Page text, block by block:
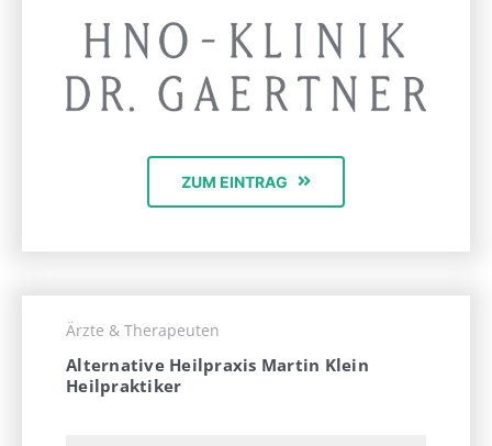
ZUM EINTRAG
Ärzte & Therapeuten
Alternative Heilpraxis Martin Klein
Heilpraktiker